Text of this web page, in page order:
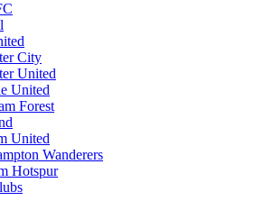
City
United
United
Forest
United
Wanderers
Hotspur